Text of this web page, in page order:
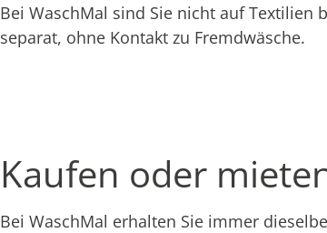
Bei WaschMal sind Sie nicht auf
separat, ohne Kontakt zu Fremdwäsche.
Kaufen oder
Bei WaschMal erhalten Sie immer